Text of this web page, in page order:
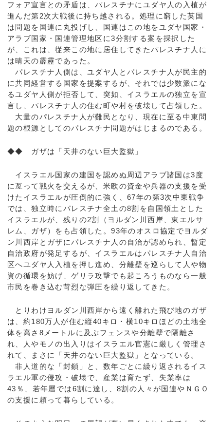
フォア宣言との矛盾は、パレスチナにユダヤ人の入植が
進んだ第2次大戦後に持ち越される。処理に窮した英国
は問題を国連に丸投げし、国連はこの地をユダヤ国家・
アラブ国家・国連管理地区に3分割する案を採択した
が、これは、従来この地に居住してきたパレスチナ人に
は晴天の霹靂であった。
パレスチナ人側は、ユダヤ人とパレスチナ人が民主的
に共同経営する国家を提案するが、それでは少数派にな
るユダヤ人側が拒否して、突如、イスラエルの独立を宣
言し、パレスチナ人の住む町や村を破壊して占領した。
大量のパレスチナ人が難民となり、現在に至る中東問
題の根源としてのパレスチナ問題がはじまるのである。
◆◆ ガザは「天井のない巨大監獄」
イスラエル国家の建国を認めぬ周辺アラブ諸国は3度
に亙って戦火を交えるが、米欧の資金や兵器の支援を受
けたイスラエルが圧倒的に強く、67年の第3次中東戦争
では、独立時にパレスチナ全土の8割を自国領土とした
イスラエルが、残りの2割（ヨルダン川西岸、東エルサ
レム、ガザ）をも占領した。93年のオスロ協定でヨルダ
ン川西岸とガザにパレスチナ人の自治が認められ、暫定
自治政府が発足するが、イスラエルはパレスチナ人自治
区へユダヤ人入植を押し進め、分離壁を巡らして人や物
資の循環を妨げ、ゲリラ攻撃でも起ころうものなら一般
市民を巻き込む苛烈な弾圧を繰り返してきた。
とりわけヨルダン川西岸から遠く離れた飛び地のガザ
は、約180万人が住む縦40キロ・横10キロほどの土地全
体を高さ8メートルに及ぶフェンスや分離壁で隔離さ
れ、人やモノの出入りはイスラエル官憲に厳しく管理さ
れて、まさに「天井のない巨大監獄」となっている。
非人道的な「封鎖」と、数年ごとに繰り返されるイス
ラエル軍の侵攻・破壊で、産業は育たず、失業率は
43％、若年層では6割に達し、8割の人々が国連やＮＧＯ
の支援に頼って暮らしている。